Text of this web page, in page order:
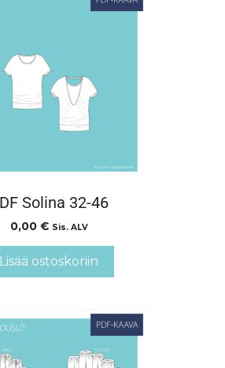
Solina 32-46
0,00 € Sis. ALV
Lisää ostoskoriin